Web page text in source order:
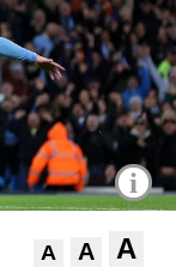
i
A A A